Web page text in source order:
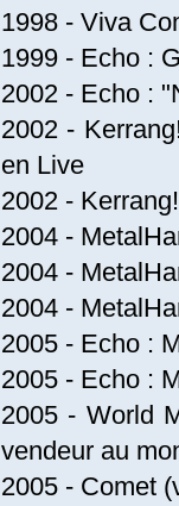
1998 - Viva
1999 - Echo :
2002 - Echo :
2002 -
en Live
2002 -
2004 -
2004 -
2004 -
2005 - Echo :
2005 - Echo :
2005 - World
vendeur au
2005 - Comet